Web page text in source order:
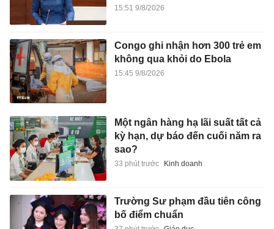
15:51 9/8/2026
Congo ghi nhận hơn 300 trẻ em
không qua khỏi do Ebola
15:45 9/8/2026
Một ngân hàng hạ lãi suất tất cả
kỳ hạn, dự báo đến cuối năm ra
sao?
33 phút trước Kinh doanh
Trường Sư phạm đầu tiên công
bố điểm chuẩn